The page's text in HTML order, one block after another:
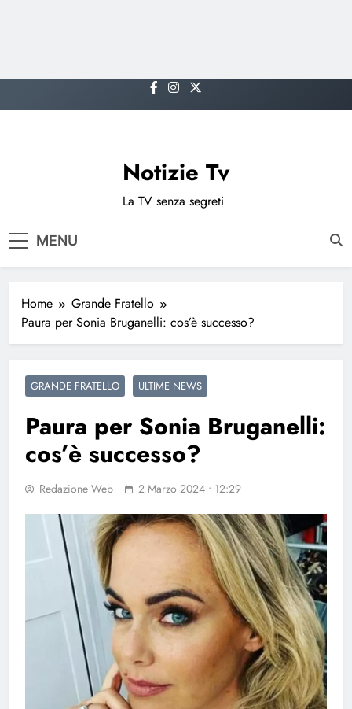
to
Notizie Tv
La TV senza segreti
MENU
Home
Grande Fratello
Paura per Sonia Bruganelli: cos’è successo?
GRANDE FRATELLO ULTIME NEWS
Paura per Sonia Bruganelli:
cos’è successo?
Redazione Web 2 Marzo 2024 • 12:29